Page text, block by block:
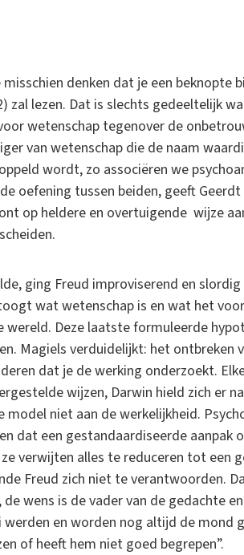
denken dat je een beknopte
zal lezen. Dat is slechts gedeeltelijk
wetenschap tegenover de
van wetenschap die de naam
wordt, zo associëren we
oefening tussen beiden, geeft
op heldere en overtuigende wijze
ging Freud improviserend en
wat wetenschap is en wat het
wereld. Deze laatste formuleerde
Magiels verduidelijkt: het ontbreken
dat je de werking onderzoekt.
wijzen, Darwin hield zich er
niet aan de werkelijkheid.
dat een gestandaardiseerde aanpak
verwijten alles te reduceren tot een
Freud zich niet te verantwoorden.
wens is de vader van de gedachte
en worden nog altijd de mond
of heeft hem niet goed begrepen”.